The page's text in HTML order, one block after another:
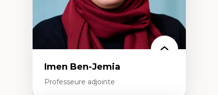
Imen Ben-Jemia
Professeure adjointe